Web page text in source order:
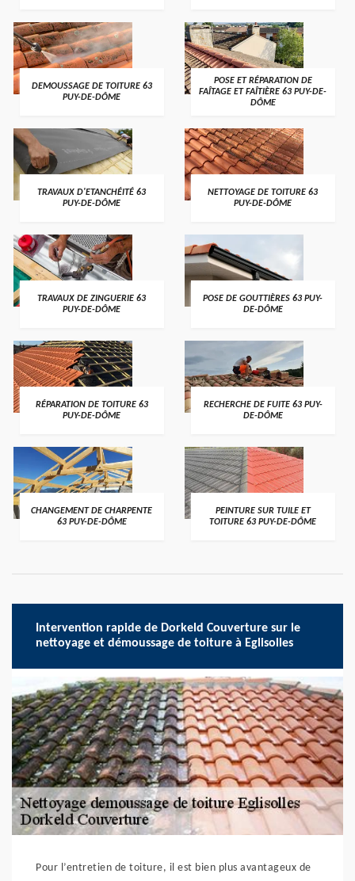
DEMOUSSAGE DE TOITURE 63
PUY-DE-DÔME
POSE ET RÉPARATION DE
FAÎTAGE ET FAÎTIÈRE 63 PUY-DE-
DÔME
TRAVAUX D'ETANCHÉITÉ 63
PUY-DE-DÔME
NETTOYAGE DE TOITURE 63
PUY-DE-DÔME
TRAVAUX DE ZINGUERIE 63
PUY-DE-DÔME
POSE DE GOUTTIÈRES 63 PUY-
DE-DÔME
RÉPARATION DE TOITURE 63
PUY-DE-DÔME
RECHERCHE DE FUITE 63 PUY-
DE-DÔME
CHANGEMENT DE CHARPENTE
63 PUY-DE-DÔME
PEINTURE SUR TUILE ET
TOITURE 63 PUY-DE-DÔME
Intervention rapide de Dorkeld Couverture sur le
nettoyage et démoussage de toiture à Eglisolles
Pour l’entretien de toiture, il est bien plus avantageux de